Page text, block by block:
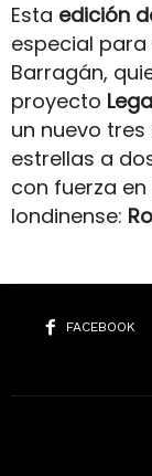
Esta edición
especial
Barragán,
proyecto
un nuevo
estrellas a
con fuerza
londinense:
FACEBOOK